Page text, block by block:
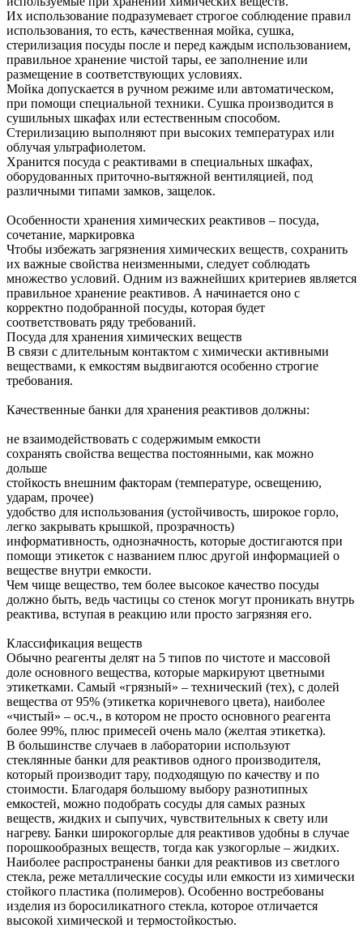
Их использование подразумевает строгое соблюдение правил
использования, то есть, качественная мойка, сушка,
стерилизация посуды после и перед каждым использованием,
правильное хранение чистой тары, ее заполнение или
размещение в соответствующих условиях.
Мойка допускается в ручном режиме или автоматическом,
при помощи специальной техники. Сушка производится в
сушильных шкафах или естественным способом.
Стерилизацию выполняют при высоких температурах или
облучая ультрафиолетом.
Хранится посуда с реактивами в специальных шкафах,
оборудованных приточно-вытяжной вентиляцией, под
различными типами замков, защелок.
Особенности хранения химических реактивов – посуда,
сочетание, маркировка
Чтобы избежать загрязнения химических веществ, сохранить
их важные свойства неизменными, следует соблюдать
множество условий. Одним из важнейших критериев является
правильное хранение реактивов. А начинается оно с
корректно подобранной посуды, которая будет
соответствовать ряду требований.
Посуда для хранения химических веществ
В связи с длительным контактом с химически активными
веществами, к емкостям выдвигаются особенно строгие
требования.
Качественные банки для хранения реактивов должны:
не взаимодействовать с содержимым емкости
сохранять свойства вещества постоянными, как можно
дольше
стойкость внешним факторам (температуре, освещению,
ударам, прочее)
удобство для использования (устойчивость, широкое горло,
легко закрывать крышкой, прозрачность)
информативность, однозначность, которые достигаются при
помощи этикеток с названием плюс другой информацией о
веществе внутри емкости.
Чем чище вещество, тем более высокое качество посуды
должно быть, ведь частицы со стенок могут проникать внутрь
реактива, вступая в реакцию или просто загрязняя его.
Классификация веществ
Обычно реагенты делят на 5 типов по чистоте и массовой
доле основного вещества, которые маркируют цветными
этикетками. Самый «грязный» – технический (тех), с долей
вещества от 95% (этикетка коричневого цвета), наиболее
«чистый» – ос.ч., в котором не просто основного реагента
более 99%, плюс примесей очень мало (желтая этикетка).
В большинстве случаев в лаборатории используют
стеклянные банки для реактивов одного производителя,
который производит тару, подходящую по качеству и по
стоимости. Благодаря большому выбору разнотипных
емкостей, можно подобрать сосуды для самых разных
веществ, жидких и сыпучих, чувствительных к свету или
нагреву. Банки широкогорлые для реактивов удобны в случае
порошкообразных веществ, тогда как узкогорлые – жидких.
Наиболее распространены банки для реактивов из светлого
стекла, реже металлические сосуды или емкости из химически
стойкого пластика (полимеров). Особенно востребованы
изделия из боросиликатного стекла, которое отличается
высокой химической и термостойкостью.